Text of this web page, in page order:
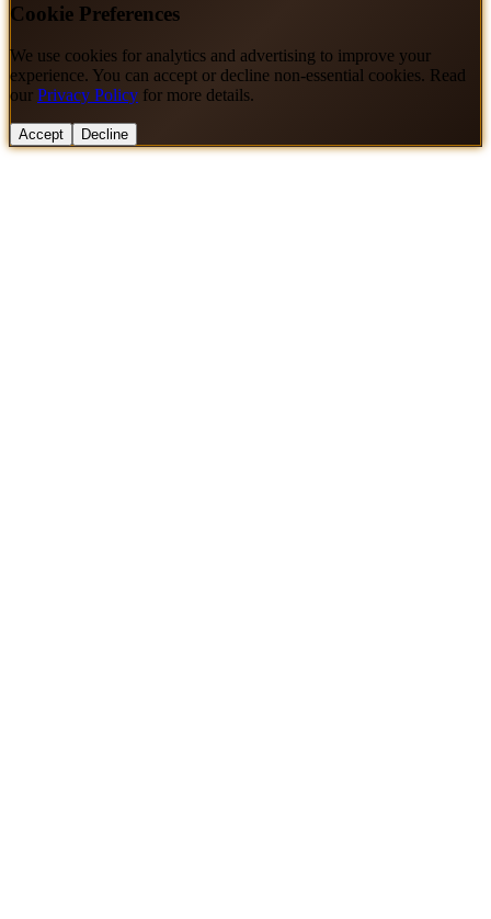
Cookie Preferences
We use cookies for analytics and advertising to improve your
experience. You can accept or decline non-essential cookies. Read
our Privacy Policy for more details.
Accept Decline